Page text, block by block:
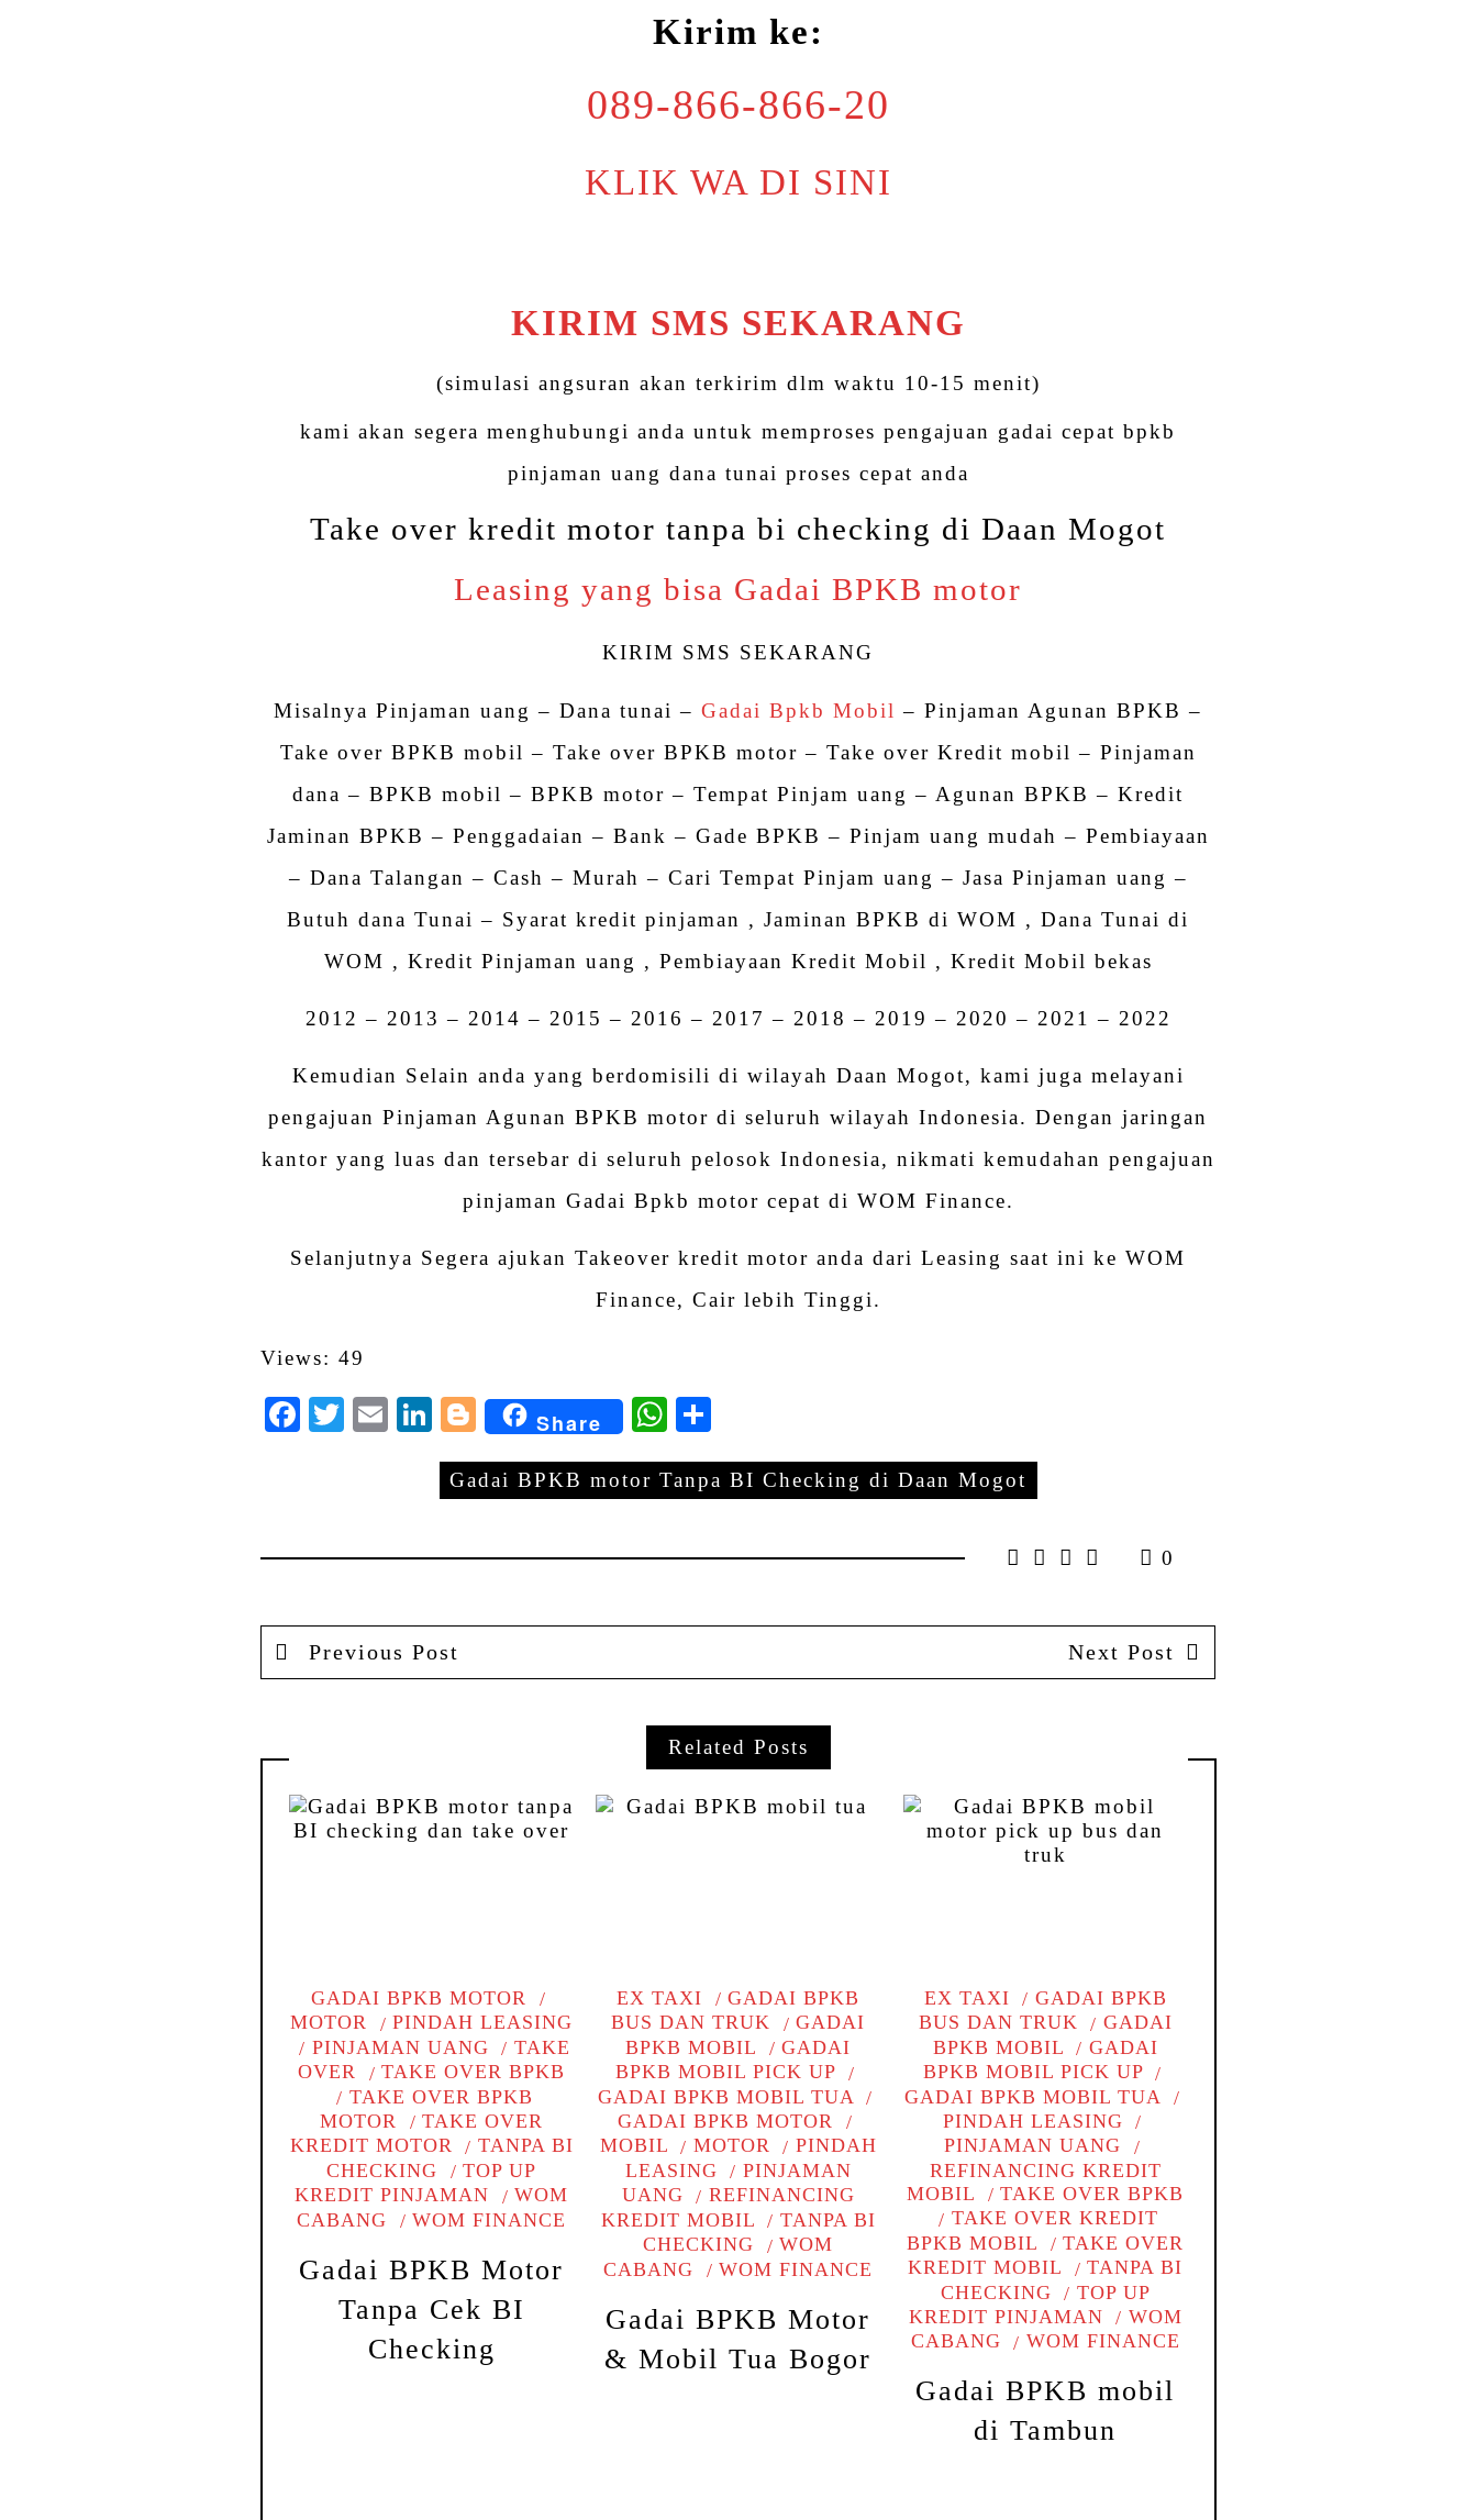
Kirim ke:
089-866-866-20
KLIK WA DI SINI
KIRIM SMS SEKARANG
(simulasi angsuran akan terkirim dlm waktu 10-15 menit)
kami akan segera menghubungi anda untuk memproses pengajuan gadai cepat bpkb
pinjaman uang dana tunai proses cepat anda
Take over kredit motor tanpa bi checking di Daan Mogot
Leasing yang bisa Gadai BPKB motor
KIRIM SMS SEKARANG
Misalnya Pinjaman uang – Dana tunai –Gadai Bpkb Mobil – Pinjaman Agunan BPKB –
Take over BPKB mobil – Take over BPKB motor – Take over Kredit mobil – Pinjaman
dana – BPKB mobil – BPKB motor – Tempat Pinjam uang – Agunan BPKB – Kredit
Jaminan BPKB – Penggadaian – Bank – Gade BPKB – Pinjam uang mudah – Pembiayaan
– Dana Talangan – Cash – Murah – Cari Tempat Pinjam uang – Jasa Pinjaman uang –
Butuh dana Tunai – Syarat kredit pinjaman , Jaminan BPKB di WOM , Dana Tunai di
WOM , Kredit Pinjaman uang , Pembiayaan Kredit Mobil , Kredit Mobil bekas
2012 – 2013 – 2014 – 2015 – 2016 – 2017 – 2018 – 2019 – 2020 – 2021 – 2022
Kemudian Selain anda yang berdomisili di wilayah Daan Mogot, kami juga melayani
pengajuan Pinjaman Agunan BPKB motor di seluruh wilayah Indonesia. Dengan jaringan
kantor yang luas dan tersebar di seluruh pelosok Indonesia, nikmati kemudahan pengajuan
pinjaman Gadai Bpkb motor cepat di WOM Finance.
Selanjutnya Segera ajukan Takeover kredit motor anda dari Leasing saat ini ke WOM
Finance, Cair lebih Tinggi.
Views: 49
Facebook
Twitter
EmailLinkedIn
Blogger
Share WhatsApp
Gadai BPKB motor Tanpa BI Checking di Daan Mogot
0
Previous Post Next Post
Related Posts
GADAI BPKB MOTOR
MOTOR
PINDAH LEASING
PINJAMAN UANG
TAKE
OVER
TAKE OVER BPKB
TAKE OVER BPKB
MOTOR
TAKE OVER
KREDIT MOTOR
TANPA BI
CHECKING
TOP UP
KREDIT PINJAMAN
WOM
CABANG
WOM FINANCE
Gadai BPKB Motor
Tanpa Cek BI
Checking
EX TAXI
GADAI BPKB
BUS DAN TRUK
GADAI
BPKB MOBIL
GADAI
BPKB MOBIL PICK UP
GADAI BPKB MOBIL TUA
GADAI BPKB MOTOR
MOBIL
MOTOR
PINDAH
LEASING
PINJAMAN
UANG
REFINANCING
KREDIT MOBIL
TANPA BI
CHECKING
WOM
CABANG
WOM FINANCE
Gadai BPKB Motor
& Mobil Tua Bogor
EX TAXI
GADAI BPKB
BUS DAN TRUK
GADAI
BPKB MOBIL
GADAI
BPKB MOBIL PICK UP
GADAI BPKB MOBIL TUA
PINDAH LEASING
PINJAMAN UANG
REFINANCING KREDIT
MOBIL
TAKE OVER BPKB
TAKE OVER KREDIT
BPKB MOBIL
TAKE OVER
KREDIT MOBIL
TANPA BI
CHECKING
TOP UP
KREDIT PINJAMAN
WOM
CABANG
WOM FINANCE
Gadai BPKB mobil
di Tambun